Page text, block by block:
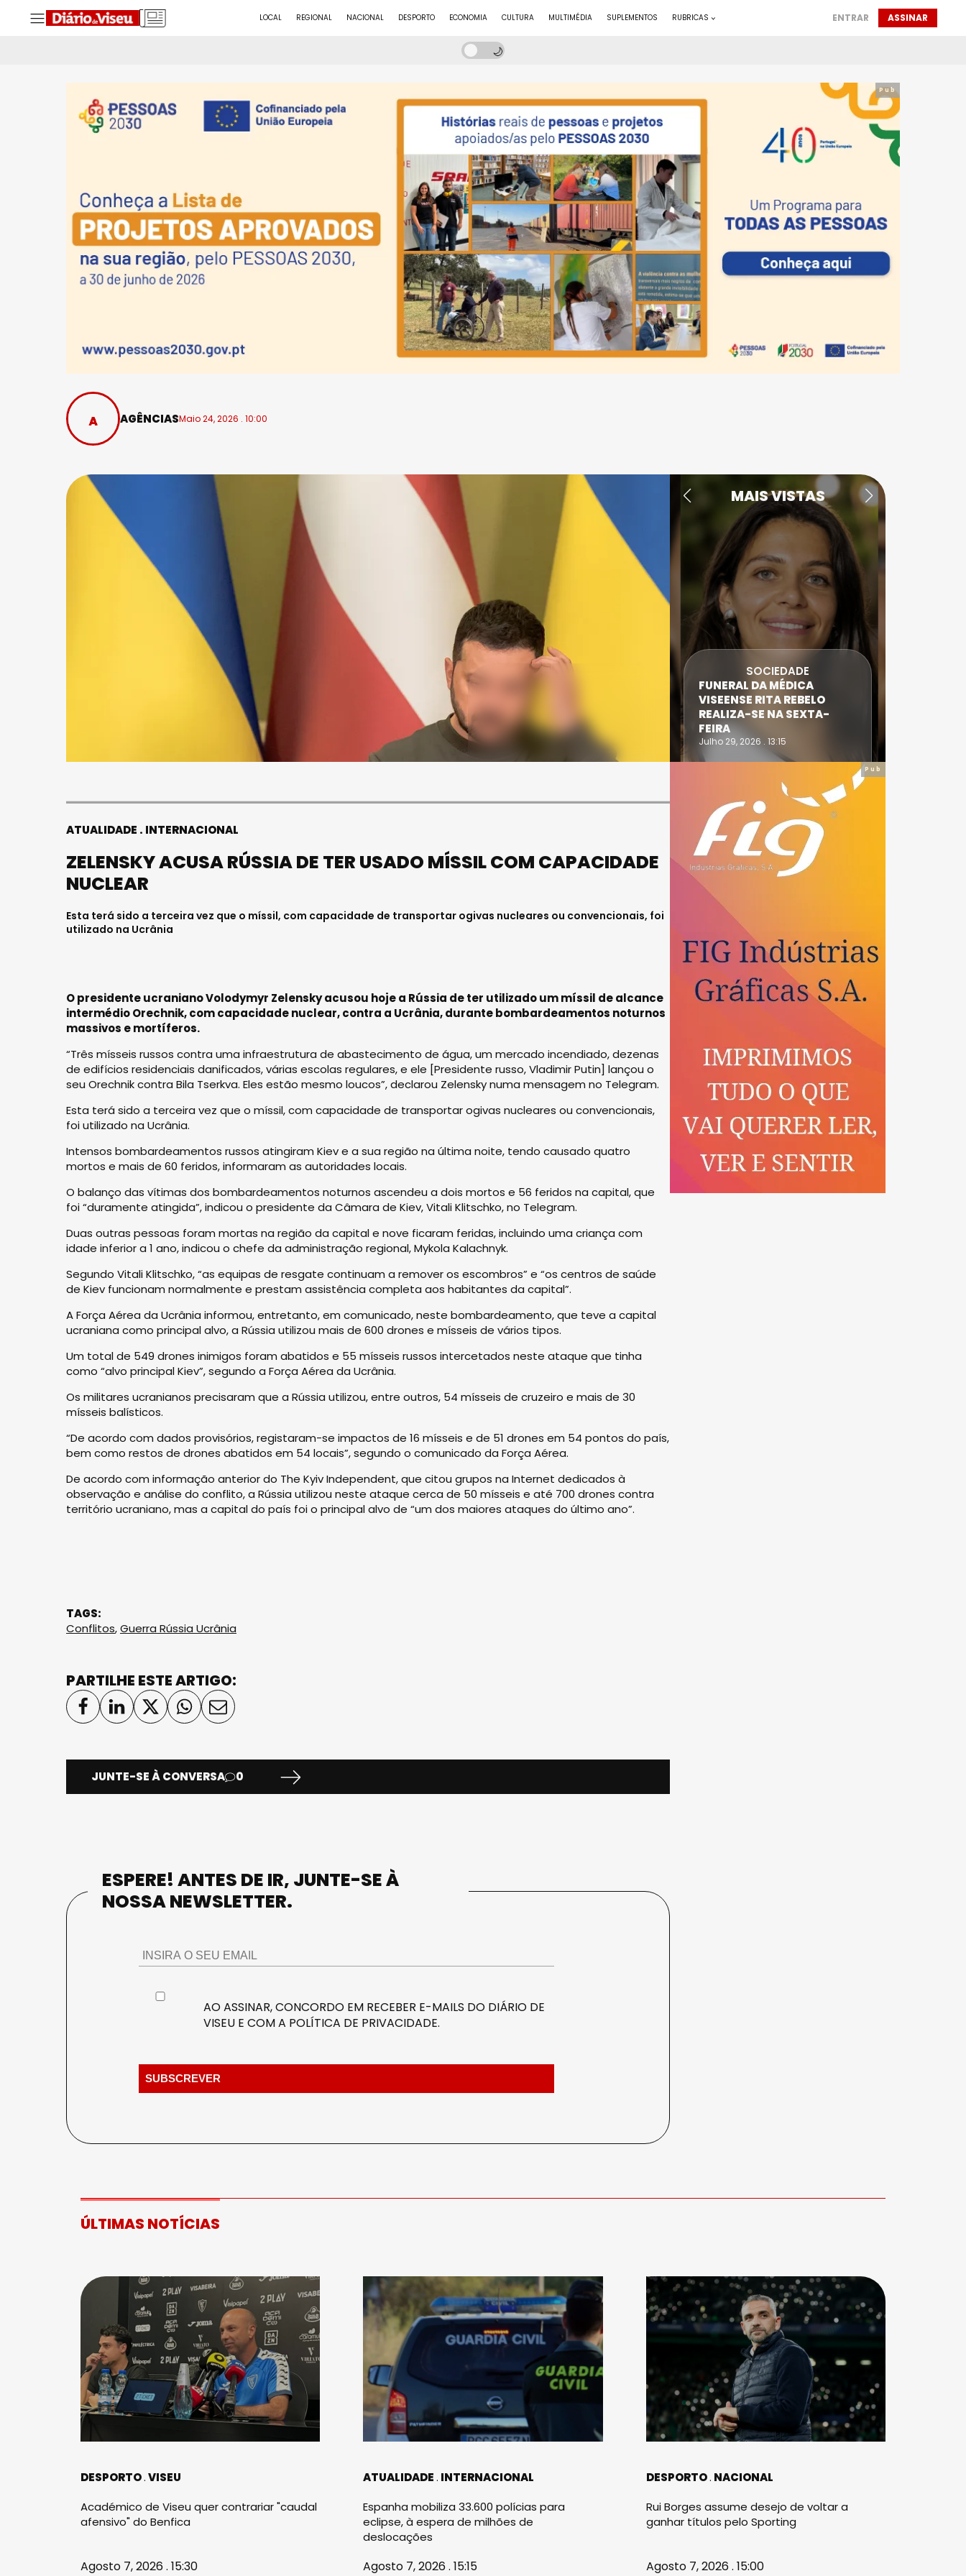
LOCAL REGIONAL NACIONAL DESPORTO ECONOMIA CULTURA MULTIMÉDIA SUPLEMENTOS RUBRICAS ENTRAR ASSINAR
Pub
AGÊNCIASMaio 24, 2026 . 10:00
ATUALIDADE INTERNACIONAL
ZELENSKY ACUSA RÚSSIA DE TER USADO MÍSSIL COM CAPACIDADE
NUCLEAR
Esta terá sido a terceira vez que o míssil, com capacidade de transportar ogivas nucleares ou convencionais, foi
utilizado na Ucrânia
O presidente ucraniano Volodymyr Zelensky acusou hoje a Rússia de ter utilizado um míssil de alcance
intermédio Orechnik, com capacidade nuclear, contra a Ucrânia, durante bombardeamentos noturnos
massivos e mortíferos.
“Três mísseis russos contra uma infraestrutura de abastecimento de água, um mercado incendiado, dezenas
de edifícios residenciais danificados, várias escolas regulares, e ele [Presidente russo, Vladimir Putin] lançou o
seu Orechnik contra Bila Tserkva. Eles estão mesmo loucos”, declarou Zelensky numa mensagem no Telegram.
Esta terá sido a terceira vez que o míssil, com capacidade de transportar ogivas nucleares ou convencionais,
foi utilizado na Ucrânia.
Intensos bombardeamentos russos atingiram Kiev e a sua região na última noite, tendo causado quatro
mortos e mais de 60 feridos, informaram as autoridades locais.
O balanço das vítimas dos bombardeamentos noturnos ascendeu a dois mortos e 56 feridos na capital, que
foi “duramente atingida”, indicou o presidente da Câmara de Kiev, Vitali Klitschko, no Telegram.
Duas outras pessoas foram mortas na região da capital e nove ficaram feridas, incluindo uma criança com
idade inferior a 1 ano, indicou o chefe da administração regional, Mykola Kalachnyk.
Segundo Vitali Klitschko, “as equipas de resgate continuam a remover os escombros” e “os centros de saúde
de Kiev funcionam normalmente e prestam assistência completa aos habitantes da capital”.
A Força Aérea da Ucrânia informou, entretanto, em comunicado, neste bombardeamento, que teve a capital
ucraniana como principal alvo, a Rússia utilizou mais de 600 drones e mísseis de vários tipos.
Um total de 549 drones inimigos foram abatidos e 55 mísseis russos intercetados neste ataque que tinha
como “alvo principal Kiev”, segundo a Força Aérea da Ucrânia.
Os militares ucranianos precisaram que a Rússia utilizou, entre outros, 54 mísseis de cruzeiro e mais de 30
mísseis balísticos.
“De acordo com dados provisórios, registaram-se impactos de 16 mísseis e de 51 drones em 54 pontos do país,
bem como restos de drones abatidos em 54 locais”, segundo o comunicado da Força Aérea.
De acordo com informação anterior do The Kyiv Independent, que citou grupos na Internet dedicados à
observação e análise do conflito, a Rússia utilizou neste ataque cerca de 50 mísseis e até 700 drones contra
território ucraniano, mas a capital do país foi o principal alvo de “um dos maiores ataques do último ano”.
TAGS:
Conflitos,Guerra Rússia Ucrânia
PARTILHE ESTE ARTIGO:
JUNTE-SE À CONVERSA 0
ESPERE! ANTES DE IR, JUNTE-SE À
NOSSA NEWSLETTER.
AO ASSINAR, CONCORDO EM RECEBER E-MAILS DO DIÁRIO DE
VISEU E COM A POLÍTICA DE PRIVACIDADE.
MAIS VISTAS
JOVEM ENFERMEIRA NO
HOSPITAL DE VISEU
Julho 27, 2026 . 11:00
SOCIEDADE
FUNERAL DA MÉDICA
VISEENSE RITA REBELO
REALIZA-SE NA SEXTA-
FEIRA
Julho 29, 2026 . 13:15
Pub
ÚLTIMAS NOTÍCIAS
DESPORTO VISEU
Académico de Viseu quer contrariar "caudal
afensivo" do Benfica
Agosto 7, 2026 . 15:30
ATUALIDADE INTERNACIONAL
Espanha mobiliza 33.600 polícias para
eclipse, à espera de milhões de
deslocações
Agosto 7, 2026 . 15:15
DESPORTO NACIONAL
Rui Borges assume desejo de voltar a
ganhar títulos pelo Sporting
Agosto 7, 2026 . 15:00